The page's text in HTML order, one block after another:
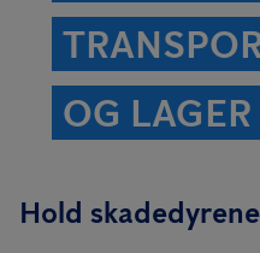
OG LAGER
Hold